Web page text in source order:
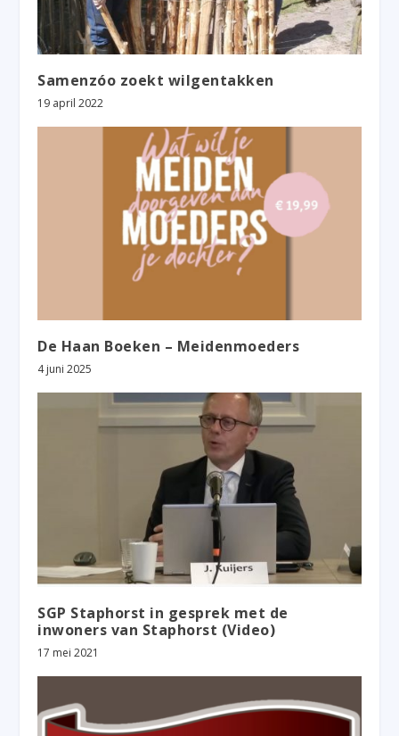
Samenzóo zoekt wilgentakken
19 april 2022
De Haan Boeken – Meidenmoeders
4 juni 2025
SGP Staphorst in gesprek met de
inwoners van Staphorst (Video)
17 mei 2021